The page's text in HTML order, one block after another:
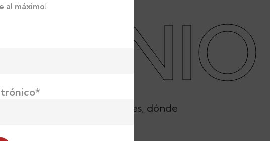
el recorrido, inscripciones, dónde
al máximo!